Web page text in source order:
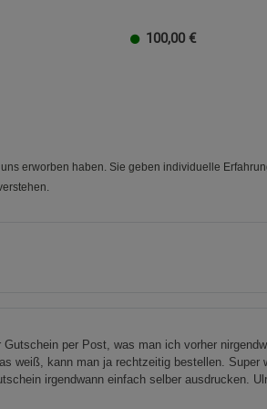
100,00 €
erworben haben. Sie geben individuelle
per Post, was man ich vorher
weiß, kann man ja rechtzeitig bestellen. Super
irgendwann einfach selber ausdrucken.
Informationen anzeigen